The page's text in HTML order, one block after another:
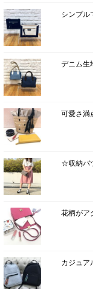
シンプル
デニム生
可愛さ満
☆収納バ
花柄がア
カジュア